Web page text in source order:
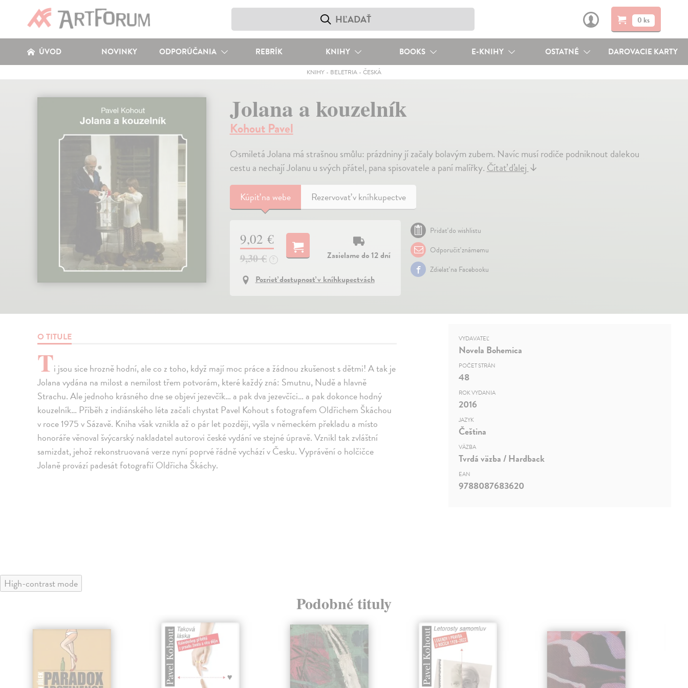
0 ks
ÚVOD NOVINKY ODPORÚČANIA REBRÍK KNIHY BOOKS E-KNIHY OSTATNÉ DAROVACIE KARTY
KNIHY- BELETRIA- ČESKÁ
Jolana a kouzelník
Kohout Pavel
Osmiletá Jolana má strašnou smůlu: prázdniny jí začaly bolavým zubem. Navíc musí rodiče podniknout dalekou
cestu a nechají Jolanu u svých přátel, pana spisovatele a paní malířky.Čítať ďalej↓
Kúpiťna webe Rezervovať v kníhkupectve
9,02 €
9,30 € ?
Zasielame do 12 dní
Pozrieť dostupnosť v kníhkupectvách
Pridať do wishlistu
Odporučiť známemu
Zdielať na Facebooku
O TITULE
Ti jsou sice hrozně hodní, ale co z toho, když mají moc práce a žádnou zkušenost s dětmi! A tak je
Jolana vydána na milost a nemilost třem potvorám, které každý zná: Smutnu, Nudě a hlavně
Strachu. Ale jednoho krásného dne se objeví jezevčík… a pak dva jezevčíci… a pak dokonce hodný
kouzelník… Příběh z indiánského léta začali chystat Pavel Kohout s fotografem Oldřichem Škáchou
v roce 1975 v Sázavě. Kniha však vznikla až o pár let později, vyšla v německém překladu a místo
honoráře věnoval švýcarský nakladatel autorovi české vydání ve stejné úpravě. Vznikl tak zvláštní
samizdat, jehož rekonstruovaná verze nyní poprvé řádně vychází v Česku. Vyprávění o holčičce
Jolaně provází padesát fotografií Oldřicha Škáchy.
VYDAVATEĽ
Novela Bohemica
POČET STRÁN
48
ROK VYDANIA
2016
JAZYK
Čeština
VÄZBA
Tvrdá väzba / Hardback
EAN
9788087683620
High-contrast mode
Podobné tituly